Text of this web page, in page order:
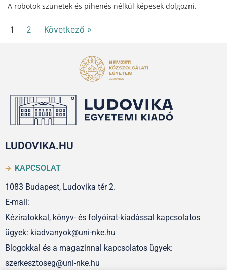
A robotok szünetek és pihenés nélkül képesek dolgozni.
1 2 Következő »
LUDOVIKA.HU
KAPCSOLAT
1083 Budapest, Ludovika tér 2.
E-mail:
Kéziratokkal, könyv- és folyóirat-kiadással kapcsolatos
ügyek: kiadvanyok@uni-nke.hu
Blogokkal és a magazinnal kapcsolatos ügyek:
szerkesztoseg@uni-nke.hu